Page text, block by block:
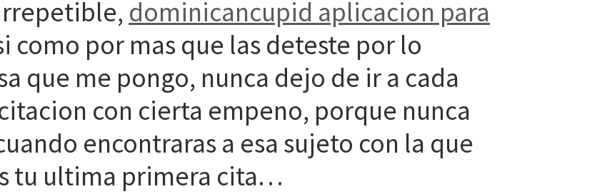
dominicancupid aplicacion para
como por mas que las deteste por lo
que me pongo, nunca dejo de ir a cada
con cierta empeno, porque nunca
encontraras a esa sujeto con la que
tu ultima primera cita…